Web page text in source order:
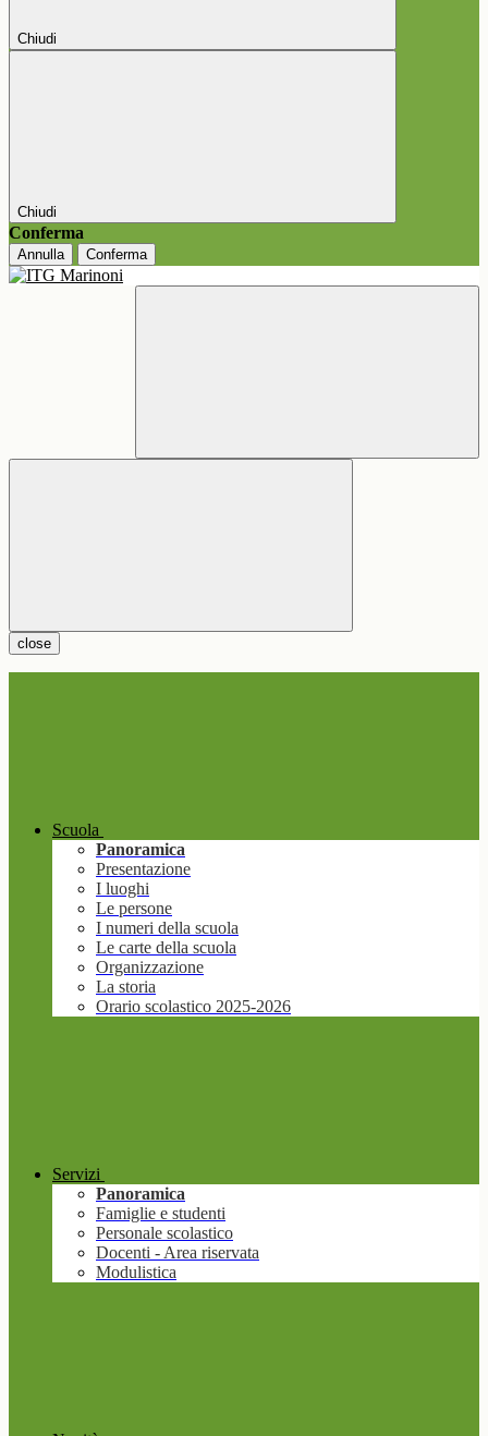
Chiudi
Chiudi
Conferma
Annulla Conferma
close
Scuola
Panoramica
Presentazione
I luoghi
Le persone
I numeri della scuola
Le carte della scuola
Organizzazione
La storia
Orario scolastico 2025-2026
Servizi
Panoramica
Famiglie e studenti
Personale scolastico
Docenti - Area riservata
Modulistica